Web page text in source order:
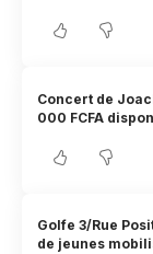
Concert de
000 FCFA
Golfe 3/Rue
de jeunes